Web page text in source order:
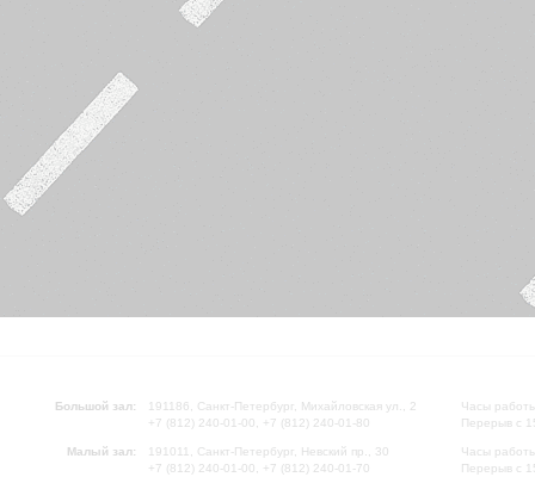
Большой зал:
191186, Санкт-Петербург, Михайловская ул., 2
+7 (812) 240-01-00, +7 (812) 240-01-80
Малый зал:
191011, Санкт-Петербург, Невский пр., 30
+7 (812) 240-01-00, +7 (812) 240-01-70
Часы
Перерыв с
Часы
Перерыв с